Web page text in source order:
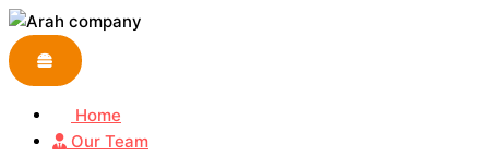
Skip
to
content
Home
Our Team